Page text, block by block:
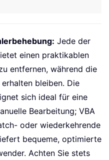
Jede der
einen praktikablen
entfernen, während die
bleiben. Die
sich ideal für eine
Bearbeitung; VBA
oder wiederkehrende
bequeme, optimierte
Achten Sie stets